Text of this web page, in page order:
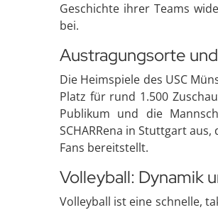
Geschichte ihrer Teams
bei.
Austragungsorte
Die Heimspiele des USC
Platz für rund 1.500
Publikum und die
SCHARRena in Stuttgart
Fans bereitstellt.
Volleyball: Dynamik
Volleyball ist eine schnelle,